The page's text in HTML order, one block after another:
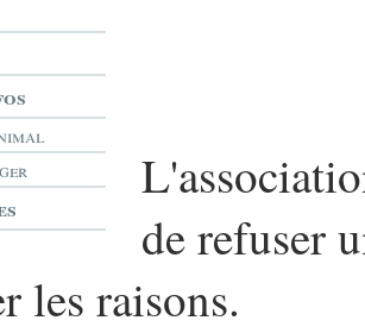
de refuser
les raisons.